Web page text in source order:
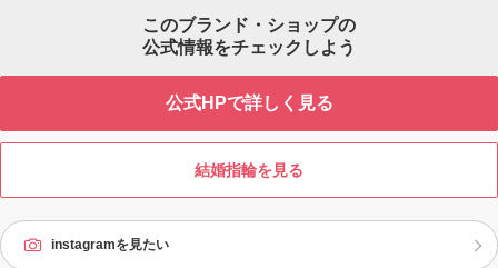
このブランド・ショップの
公式情報をチェックしよう
公式HPで詳しく見る
結婚指輪を見る
instagramを見たい